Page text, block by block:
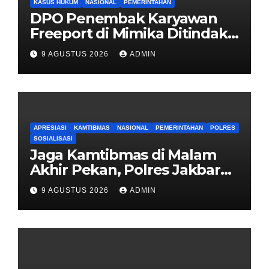
KASUS HUKUM
NASIONAL PEMERINTAHAN
DPO Penembak Karyawan
Freeport di Mimika Ditindak
Satgas Amole-2026 di
Tembagapura
9 AGUSTUS 2026 ADMIN
APRESIASI KAMTIBMAS NASIONAL PEMERINTAHAN
POLRES
SOSIALISASI
Jaga Kamtibmas di Malam
Akhir Pekan, Polres Jakbar
Gelar KRYD Bersama Tiga
Pilar
9 AGUSTUS 2026 ADMIN